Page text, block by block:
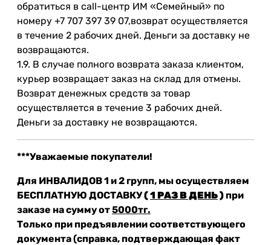
обратиться в call-центр ИМ «Семейный» по
номеру +7 707 397 39 07,возврат осуществляется
в течение 2 рабочих дней. Деньги за доставку не
возвращаются.
1.9. В случае полного возврата заказа клиентом,
курьер возвращает заказ на склад для отмены.
Возврат денежных средств за товар
осуществляется в течение 3 рабочих дней.
Деньги за доставку не возвращаются.
***Уважаемые покупатели!
Для ИНВАЛИДОВ 1 и 2 групп, мы осуществляем
БЕСПЛАТНУЮ ДОСТАВКУ(1 РАЗ В ДЕНЬ) при
заказе на сумму от5000тг.
Только при предъявлении соответствующего
документа (справка, подтверждающая факт